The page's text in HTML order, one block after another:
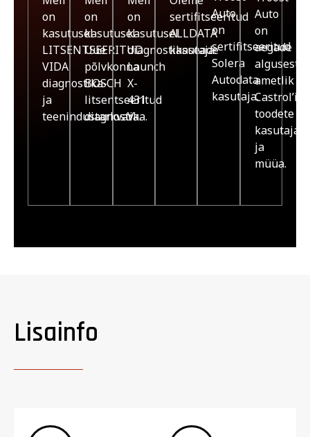
on
kasutusel
LITSENTSEERITUD
VIDA
diagnostika-
ja
teenindustarkvara.
on
kasutusel
Uue
põlvkonna
BOSCH
litsentseeritud
diagnostika.
on
kasutusel
diagnostikaseade
Launch
X-
431
V.
sertifitseeritud
ALLDATA
kasutaja.
Auto
on
sertifitseeritud
Solera
Autodata
kasutaja.
Auto
on
aegade
algusest
ametlik
Castrol’i
toodete
kasutaja
ja
müüa.
Lisainfo